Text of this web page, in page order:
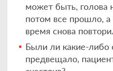
может быть, голова
потом все прошло, а
время снова
Были ли какие-либо
предвещало,